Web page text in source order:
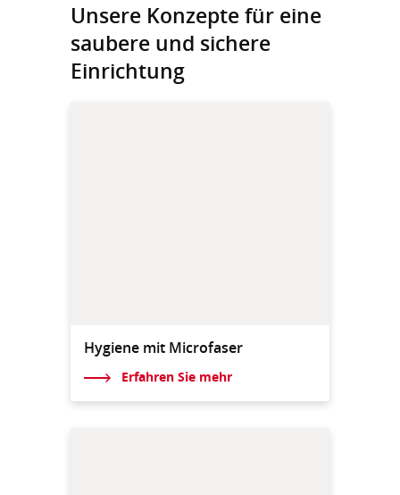
Unsere Konzepte für eine
saubere und sichere
Einrichtung
Hygiene mit Microfaser
Erfahren Sie mehr